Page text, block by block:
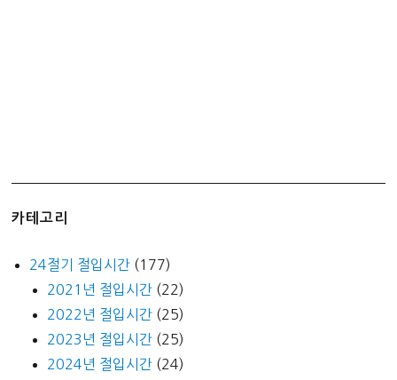
카테고리
24절기 절입시간 (177)
2021년 절입시간 (22)
2022년 절입시간 (25)
2023년 절입시간 (25)
2024년 절입시간 (24)